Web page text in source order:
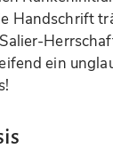
Handschrift
ein